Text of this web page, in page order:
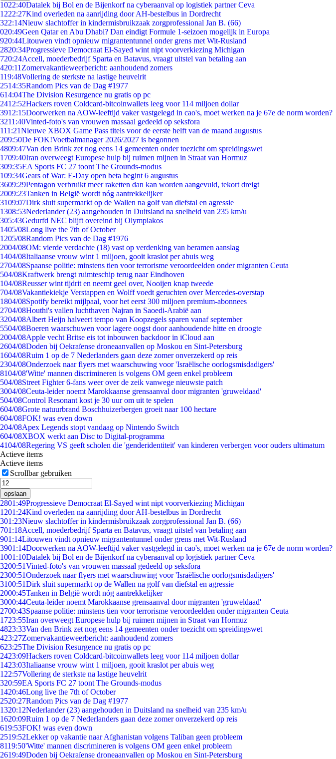
1022:40Datalek bij Bol en de Bijenkorf na cyberaanval op logistiek partner Ceva
1222:27Kind overleden na aanrijding door AH-bestelbus in Dordrecht
322:14Nieuw slachtoffer in kindermisbruikzaak zorgprofessional Jan B. (66)
020:49Geen Qatar en Abu Dhabi? Dan eindigt Formule 1-seizoen mogelijk in Europa
920:44Litouwen vindt opnieuw migrantentunnel onder grens met Wit-Rusland
2820:34Progressieve Democraat El-Sayed wint nipt voorverkiezing Michigan
720:24Accell, moederbedrijf Sparta en Batavus, vraagt uitstel van betaling aan
420:11 Zomervakantieweerbericht: aanhoudend zomers
119:48Vollering de sterkste na lastige heuvelrit
2514:35Random Pics van de Dag #1977
614:04The Division Resurgence nu gratis op pc
2412:52Hackers roven Coldcard-bitcoinwallets leeg voor 114 miljoen dollar
3912:15Doorwerken na AOW-leeftijd vaker vastgelegd in cao's, moet werken na je 67e de norm worden?
3211:40Vinted-foto's van vrouwen massaal gedeeld op seksfora
111:21Nieuwe XBOX Game Pass titels voor de eerste helft van de maand augustus
209:50De FOK!Voetbalmanager 2026/2027 is begonnen
4809:47Van den Brink zet nog eens 14 gemeenten onder toezicht om spreidingswet
1709:40Iran overweegt Europese hulp bij ruimen mijnen in Straat van Hormuz
309:35EA Sports FC 27 toont The Grounds-modus
109:34Gears of War: E-Day open beta begint 6 augustus
3609:29Pentagon verbruikt meer raketten dan kan worden aangevuld, tekort dreigt
2009:23Tanken in België wordt nóg aantrekkelijker
3109:07Dirk sluit supermarkt op de Wallen na golf van diefstal en agressie
1308:53Nederlander (23) aangehouden in Duitsland na snelheid van 235 km/u
305:43Gedurfd NEC blijft overeind bij Olympiakos
1405/08Long live the 7th of October
1205/08Random Pics van de Dag #1976
2004/08OM: vierde verdachte (18) vast op verdenking van beramen aanslag
1404/08Italiaanse vrouw wint 1 miljoen, gooit kraslot per abuis weg
2704/08Spaanse politie: minstens tien voor terrorisme veroordeelden onder migranten Ceuta
504/08Kraftwerk brengt ruimteschip terug naar Eindhoven
104/08Reusser wint tijdrit en neemt geel over, Nooijen knap tweede
704/08Vakantiekiekje Verstappen en Wolff voedt geruchten over Mercedes-overstap
1804/08Spotify bereikt mijlpaal, voor het eerst 300 miljoen premium-abonnees
2704/08Houthi's vallen luchthaven Najran in Saoedi-Arabië aan
3204/08Albert Heijn halveert tempo van Koopzegels sparen vanaf september
5504/08Boeren waarschuwen voor lagere oogst door aanhoudende hitte en droogte
2004/08Apple vecht Britse eis tot inbouwen backdoor in iCloud aan
2604/08Doden bij Oekraïense droneaanvallen op Moskou en Sint-Petersburg
1604/08Ruim 1 op de 7 Nederlanders gaan deze zomer onverzekerd op reis
2304/08Onderzoek naar flyers met waarschuwing voor 'Israëlische oorlogsmisdadigers'
8104/08'Witte' mannen discrimineren is volgens OM geen enkel probleem
504/08Street Fighter 6-fans weer over de zeik vanwege nieuwste patch
3004/08Ceuta-leider noemt Marokkaanse grensaanval door migranten 'gruweldaad'
504/08Control Resonant kost je 30 uur om uit te spelen
604/08Grote natuurbrand Boschhuizerbergen groeit naar 100 hectare
604/08FOK! was even down
204/08Apex Legends stopt vandaag op Nintendo Switch
604/08XBOX werkt aan Disc to Digital-programma
4104/08Regering VS geeft scholen die 'genderidentiteit' van kinderen verbergen voor ouders ultimatum
Actieve items
Actieve items
Scrollbar gebruiken
opslaan
2801:49Progressieve Democraat El-Sayed wint nipt voorverkiezing Michigan
1201:24Kind overleden na aanrijding door AH-bestelbus in Dordrecht
301:23Nieuw slachtoffer in kindermisbruikzaak zorgprofessional Jan B. (66)
701:18Accell, moederbedrijf Sparta en Batavus, vraagt uitstel van betaling aan
901:14Litouwen vindt opnieuw migrantentunnel onder grens met Wit-Rusland
3901:14Doorwerken na AOW-leeftijd vaker vastgelegd in cao's, moet werken na je 67e de norm worden?
1001:10Datalek bij Bol en de Bijenkorf na cyberaanval op logistiek partner Ceva
3200:51Vinted-foto's van vrouwen massaal gedeeld op seksfora
2300:51Onderzoek naar flyers met waarschuwing voor 'Israëlische oorlogsmisdadigers'
3100:51Dirk sluit supermarkt op de Wallen na golf van diefstal en agressie
2000:45Tanken in België wordt nóg aantrekkelijker
3000:44Ceuta-leider noemt Marokkaanse grensaanval door migranten 'gruweldaad'
2700:43Spaanse politie: minstens tien voor terrorisme veroordeelden onder migranten Ceuta
1723:55Iran overweegt Europese hulp bij ruimen mijnen in Straat van Hormuz
4823:33Van den Brink zet nog eens 14 gemeenten onder toezicht om spreidingswet
423:27Zomervakantieweerbericht: aanhoudend zomers
623:25The Division Resurgence nu gratis op pc
2423:09Hackers roven Coldcard-bitcoinwallets leeg voor 114 miljoen dollar
1423:03Italiaanse vrouw wint 1 miljoen, gooit kraslot per abuis weg
1 22:57Vollering de sterkste na lastige heuvelrit
320:59EA Sports FC 27 toont The Grounds-modus
1420:46Long live the 7th of October
2520:27Random Pics van de Dag #1977
1320:12Nederlander (23) aangehouden in Duitsland na snelheid van 235 km/u
1620:09Ruim 1 op de 7 Nederlanders gaan deze zomer onverzekerd op reis
619:53FOK! was even down
2519:52Lekker op vakantie naar Afghanistan volgens Taliban geen probleem
8119:50'Witte' mannen discrimineren is volgens OM geen enkel probleem
2619:49Doden bij Oekraïense droneaanvallen op Moskou en Sint-Petersburg